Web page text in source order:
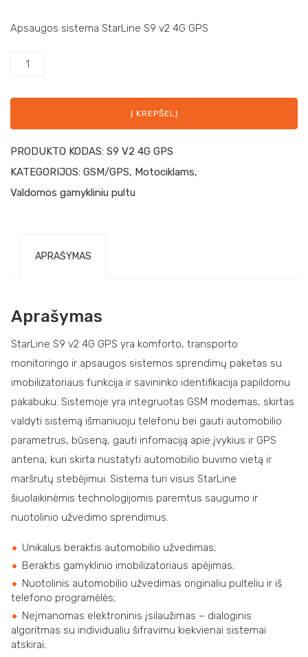
Apsaugos sistema StarLine S9 v2 4G GPS
Į KREPŠELĮ
PRODUKTO KODAS: S9 V2 4G GPS
KATEGORIJOS: GSM/GPS, Motociklams,
Valdomos gamykliniu pultu
APRAŠYMAS
Aprašymas
StarLine S9 v2 4G GPS yra komforto, transporto
monitoringo ir apsaugos sistemos sprendimų paketas su
imobilizatoriaus funkcija ir savininko identifikacija papildomu
pakabuku. Sistemoje yra integruotas GSM modemas, skirtas
valdyti sistemą išmaniuoju telefonu bei gauti automobilio
parametrus, būseną, gauti infomaciją apie įvykius ir GPS
antena, kuri skirta nustatyti automobilio buvimo vietą ir
maršrutų stebėjimui. Sistema turi visus StarLine
šiuolaikinėmis technologijomis paremtus saugumo ir
nuotolinio užvedimo sprendimus.
Unikalus beraktis automobilio užvedimas;
Beraktis gamyklinio imobilizatoriaus apėjimas;
Nuotolinis automobilio užvedimas originaliu pulteliu ir iš
telefono programėlės;
Neįmanomas elektroninis įsilaužimas – dialoginis
algoritmas su individualiu šifravimu kiekvienai sistemai
atskirai;